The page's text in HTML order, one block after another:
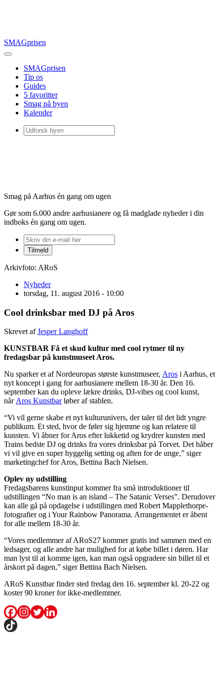
SMAGprisen
SMAGprisen
Tip os
Guides
5 favoritter
Smag på byen
Kalender
Smag på Aarhus én gang om ugen
Gør som 6.000 andre aarhusianere og få madglade nyheder i din
indboks én gang om ugen.
Arkivfoto: ARoS
Nyheder
torsdag, 11. august 2016 - 10:00
Cool drinksbar med DJ på Aros
Skrevet afJesper Langhoff
KUNSTBAR Få et skud kultur med cool rytmer til ny
fredagsbar på kunstmuseet Aros.
Nu sparker et af Nordeuropas største kunstmuseer, Aros i Aarhus, et
nyt koncept i gang for aarhusianere mellem 18-30 år. Den 16.
september kan du opleve lækre drinks, DJ-vibes og cool kunst,
nårAros Kunstbarløber af stablen.
“Vi vil gerne skabe et nyt kulturunivers, der taler til det lidt yngre
publikum. Et sted, hvor de føler sig hjemme og kan relatere til
kunsten. Vi åbner for Aros efter lukketid og krydrer kunsten med
Trains bedste DJ og drinks fra vores drinksbar på Torvet. Det håber
vi vil give en super hyggelig setting og aften for de unge,” siger
marketingchef for Aros, Bettina Bach Nielsen.
Oplev ny udstilling
Fredagsbarens kunstinput kommer fra små introduktioner til
udstillingen “No man is an island – The Satanic Verses”. Derudover
kan alle gå på opdagelse i udstillingen med Robert Mapplethorpe-
fotografier og i Your Rainbow Panorama. Arrangementet er åbent
for alle mellem 18-30 år.
“Vores medlemmer af ARoS27 kommer gratis ind sammen med en
ledsager, og alle andre har mulighed for at købe billet i døren. Har
man lyst til at komme igen, kan man også opgradere sin billet til et
årskort på dagen,” siger Bettina Bach Nielsen.
ARoS Kunstbar finder sted fredag den 16. september kl. 20-22 og
koster 90 kroner for ikke-medlemmer.